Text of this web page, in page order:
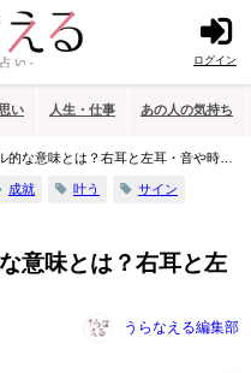
ログイン
い 人生・仕事 あの人の気持ち
的な意味とは？右耳と左耳・音や時間
成就 叶う サイン
意味とは？右耳と左
うらなえる編集部